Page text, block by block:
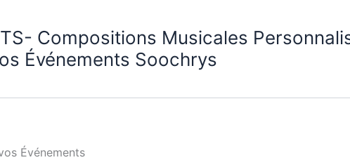
Compositions Musicales
Événements Soochrys
Événements